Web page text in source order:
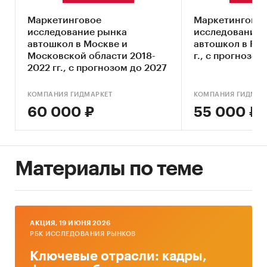
Ключевые компоненты рынка автошкол
Влияние макросреды
Оценка степени конкуренции
Методология прогнозирования
Источники информации:
Данные налоговой службы РФ
Открытые источники (сайты, порталы)
Отчетность эмитентов
Маркетинговое
исследование рынка
автошкол в Москве и
Московской области 2018-
2022 гг., с прогнозом до 2027
КОМПАНИЯ ГИДМАРКЕТ
60 000 ₽
Маркетинговое
исследование
автошкол в
г., с
КОМПАНИЯ
55 000 ₽
Материалы по теме
AКЦИЯ, 19 ИЮНЯ 2026
РБК ИССЛЕДОВАНИЯ РЫНКОВ
Ключевые отрасли: кадры,